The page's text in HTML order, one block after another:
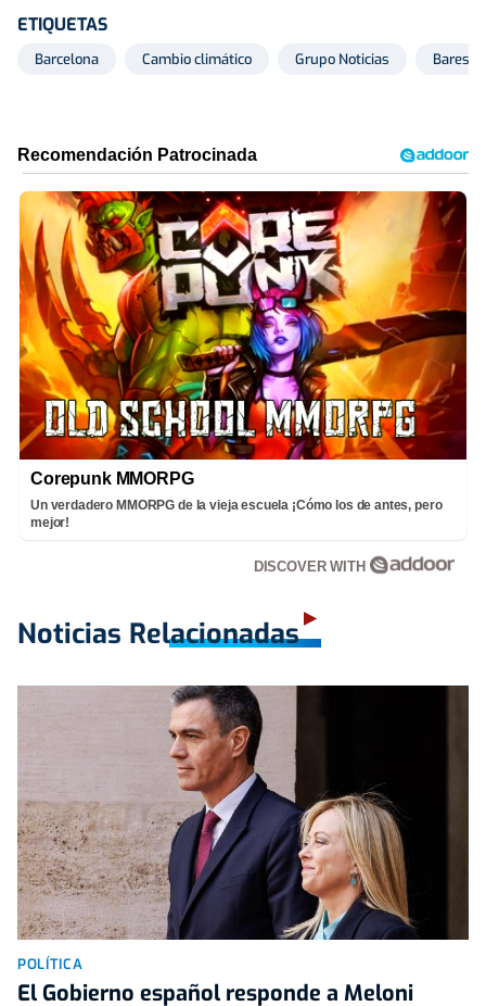
ETIQUETAS
Barcelona Cambio climático Grupo Noticias Bares
Corepunk MMORPG
Un verdadero MMORPG de la vieja escuela ¡Cómo los de antes, pero
mejor!
DISCOVER WITH
Noticias Relacionadas
POLÍTICA
El Gobierno español responde a Meloni